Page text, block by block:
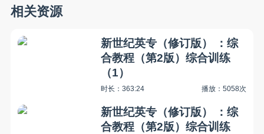
相关资源
新世纪英专（修订版） ：综
合教程（第2版）综合训练
（1）
时长：363:24 播放：5058次
新世纪英专（修订版） ：综
合教程（第2版）综合训练